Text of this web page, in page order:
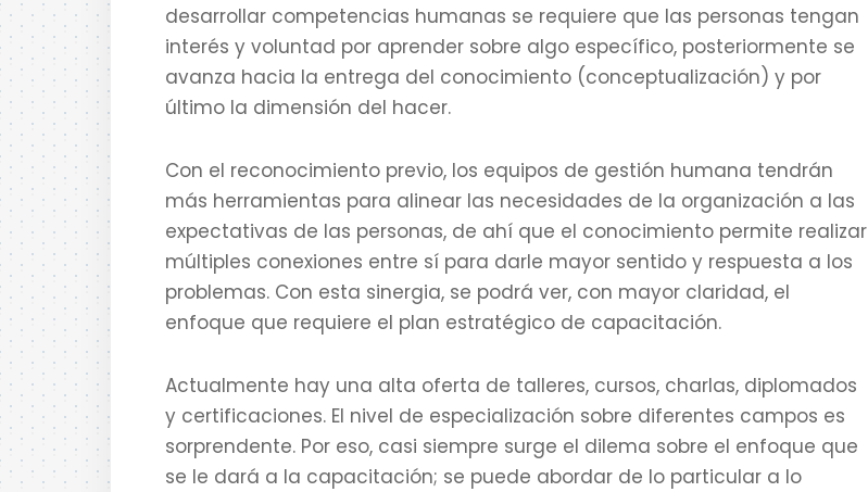
desarrollar competencias humanas se requiere que las personas tengan
interés y voluntad por aprender sobre algo específico, posteriormente se
avanza hacia la entrega del conocimiento (conceptualización) y por
último la dimensión del hacer.
Con el reconocimiento previo, los equipos de gestión humana tendrán
más herramientas para alinear las necesidades de la organización a las
expectativas de las personas, de ahí que el conocimiento permite realizar
múltiples conexiones entre sí para darle mayor sentido y respuesta a los
problemas. Con esta sinergia, se podrá ver, con mayor claridad, el
enfoque que requiere el plan estratégico de capacitación.
Actualmente hay una alta oferta de talleres, cursos, charlas, diplomados
y certificaciones. El nivel de especialización sobre diferentes campos es
sorprendente. Por eso, casi siempre surge el dilema sobre el enfoque que
se le dará a la capacitación; se puede abordar de lo particular a lo